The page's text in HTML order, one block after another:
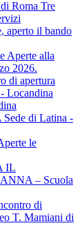
Roma Tre
aperto il bando
Aperte alla
2026.
di apertura
Locandina
di Latina -
le
IL
– Scuola
di
T. Mamiani di